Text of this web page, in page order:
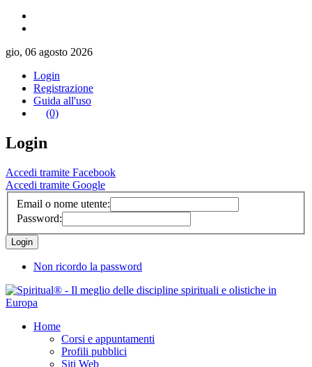
gio, 06 agosto 2026
Login
Registrazione
Guida all'uso
(0)
Login
Accedi tramite Facebook
Accedi tramite Google
Email o nome utente:
Password:
Non ricordo la password
Home
Corsi e appuntamenti
Profili pubblici
Siti Web